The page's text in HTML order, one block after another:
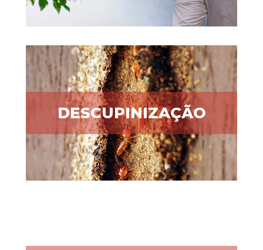
DESCUPINIZAÇÃO